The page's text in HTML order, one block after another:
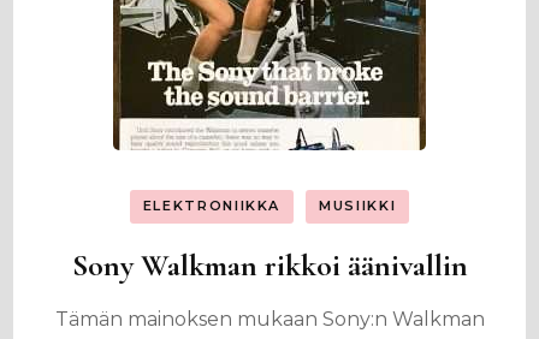
ELEKTRONIIKKA MUSIIKKI
Sony Walkman rikkoi äänivallin
Tämän mainoksen mukaan Sony:n Walkman